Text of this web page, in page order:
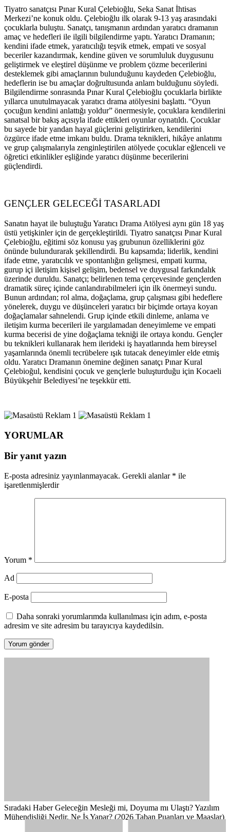
Tiyatro sanatçısı Pınar Kural Çelebioğlu, Seka Sanat İhtisas
Merkezi’ne konuk oldu. Çelebioğlu ilk olarak 9-13 yaş arasındaki
çocuklarla buluştu. Sanatçı, tanışmanın ardından yaratıcı dramanın
amaç ve hedefleri ile ilgili bilgilendirme yaptı. Yaratıcı Dramanın;
kendini ifade etmek, yaratıcılığı teşvik etmek, empati ve sosyal
beceriler kazandırmak, kendine güven ve sorumluluk duygusunu
geliştirmek ve eleştirel düşünme ve problem çözme becerilerini
desteklemek gibi amaçlarının bulunduğunu kaydeden Çelebioğlu,
hedeflerin ise bu amaçlar doğrultusunda anlam bulduğunu söyledi.
Bilgilendirme sonrasında Pınar Kural Çelebioğlu çocuklarla birlikte
yıllarca unutulmayacak yaratıcı drama atölyesini başlattı. “Oyun
çocuğun kendini anlattığı yoldur” önermesiyle, çocuklara kendilerini
sanatsal bir bakış açısıyla ifade ettikleri oyunlar oynatıldı. Çocuklar
bu sayede bir yandan hayal güçlerini geliştirirken, kendilerini
özgürce ifade etme imkanı buldu. Drama teknikleri, hikâye anlatımı
ve grup çalışmalarıyla zenginleştirilen atölyede çocuklar eğlenceli ve
öğretici etkinlikler eşliğinde yaratıcı düşünme becerilerini
güçlendirdi.
GENÇLER GELECEĞİ TASARLADI
Sanatın hayat ile buluştuğu Yaratıcı Drama Atölyesi aynı gün 18 yaş
üstü yetişkinler için de gerçekleştirildi. Tiyatro sanatçısı Pınar Kural
Çelebioğlu, eğitimi söz konusu yaş grubunun özelliklerini göz
önünde bulundurarak şekillendirdi. Bu kapsamda; liderlik, kendini
ifade etme, yaratıcılık ve spontanlığın gelişmesi, empati kurma,
gurup içi iletişim kişisel gelişim, bedensel ve duygusal farkındalık
üzerinde duruldu. Sanatçı; belirlenen tema çerçevesinde gençlerden
dramatik süreç içinde canlandırabilmeleri için ilk önermeyi sundu.
Bunun ardından; rol alma, doğaçlama, grup çalışması gibi hedeflere
yönelerek, duygu ve düşünceleri yaratıcı bir biçimde ortaya koyan
doğaçlamalar sahnelendi. Grup içinde etkili dinleme, anlama ve
iletişim kurma becerileri ile yargılamadan deneyimleme ve empati
kurma becerisi de yine doğaçlama tekniği ile ortaya kondu. Gençler
bu teknikleri kullanarak hem ilerideki iş hayatlarında hem bireysel
yaşamlarında önemli tecrübelere ışık tutacak deneyimler elde etmiş
oldu. Yaratıcı Dramanın önemine değinen sanatçı Pınar Kural
Çelebioğul, kendisini çocuk ve gençlerle buluşturduğu için Kocaeli
Büyükşehir Belediyesi’ne teşekkür etti.
YORUMLAR
Bir yanıt yazın
E-posta adresiniz yayınlanmayacak. Gerekli alanlar * ile
işaretlenmişlerdir
Yorum *
Ad
E-posta
Daha sonraki yorumlarımda kullanılması için adım, e-posta
adresim ve site adresim bu tarayıcıya kaydedilsin.
Sıradaki Haber Geleceğin Mesleği mi, Doyuma mı Ulaştı? Yazılım
Mühendisliği Nedir, Ne İş Yapar? (2026 Taban Puanları ve Maaşlar)